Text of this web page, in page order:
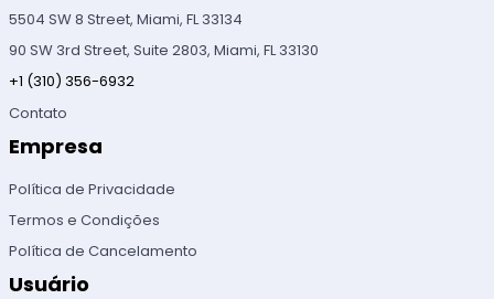
5504 SW 8 Street, Miami, FL 33134
90 SW 3rd Street, Suite 2803, Miami, FL 33130
+1 (310) 356-6932
Contato
Empresa
Política de Privacidade
Termos e Condições
Política de Cancelamento
Usuário